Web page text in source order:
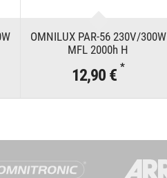
OMNILUX PAR-56 230V/300W
MFL 2000h H
12,90 € *